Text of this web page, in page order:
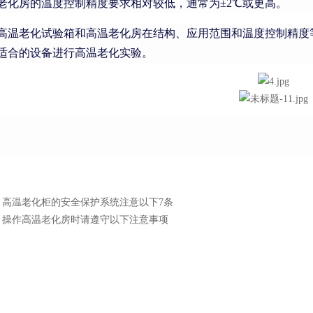
化房的温度控制精度要求相对较低，通常为±2℃或更高。
温老化试验箱和高温老化房在结构、应用范围和温度控制精
合的设备进行高温老化实验。
高温老化柜的安全保护系统注意以下7条
操作高温老化房时请遵守以下注意事项